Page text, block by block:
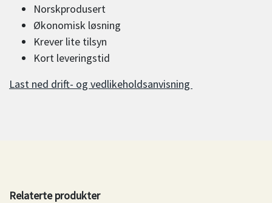
Norskprodusert
Økonomisk løsning
Krever lite tilsyn
Kort leveringstid
Last ned drift- og vedlikeholdsanvisning
Relaterte produkter